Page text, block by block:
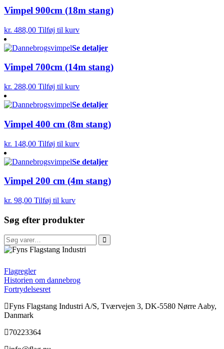
Vimpel 900cm (18m stang)
kr. 488,00 Tilføj til kurv
Se detaljer
Vimpel 700cm (14m stang)
kr. 288,00 Tilføj til kurv
Se detaljer
Vimpel 400 cm (8m stang)
kr. 148,00 Tilføj til kurv
Se detaljer
Vimpel 200 cm (4m stang)
kr. 98,00 Tilføj til kurv
Søg efter produkter
Søg
efter:
FFI
Flagregler
Historien om dannebrog
Fortrydelsesret
Fyns Flagstang Industri A/S, Tværvejen 3, DK-5580 Nørre Aaby,
Danmark
70223364